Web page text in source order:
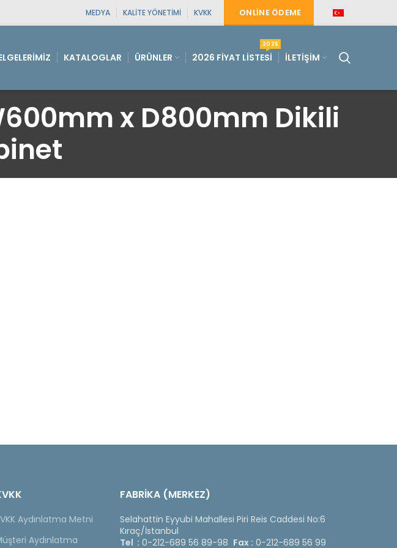
MEDYA KALITE YÖNETIMI KVKK ONLINE ÖDEME
KATALOGLAR ÜRÜNLER 2026 FIYAT LISTESI
2026
İLETIŞIM
x D800mm Dikili
Aydınlatma Metni
Aydınlatma
FABRİKA (MERKEZ)
Selahattin Eyyubi Mahallesi Piri Reis Caddesi No:6
Kıraç/İstanbul
Tel : 0-212-689 56 89-98 Fax : 0-212-689 56 99